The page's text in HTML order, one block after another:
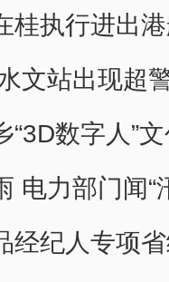
桂执行进出
文站出现超
数字人”
电力部门闻“
经纪人专项